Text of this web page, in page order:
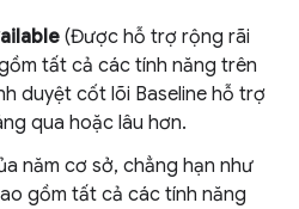
(Được hỗ trợ rộng rãi
tất cả các tính năng trên
duyệt cốt lõi Baseline hỗ trợ
qua hoặc lâu hơn.
năm cơ sở, chẳng hạn như
gồm tất cả các tính năng